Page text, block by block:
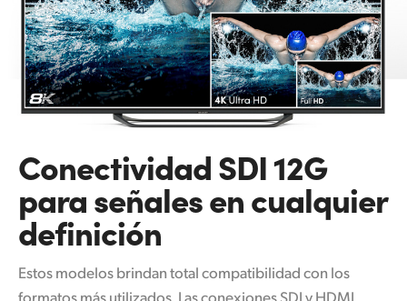
ConectividadSDI 12G
paraseñalesen cualquier
definición
Estos modelos brindan total compatibilidad con los
formatos más utilizados. Las conexiones SDI y HDMI